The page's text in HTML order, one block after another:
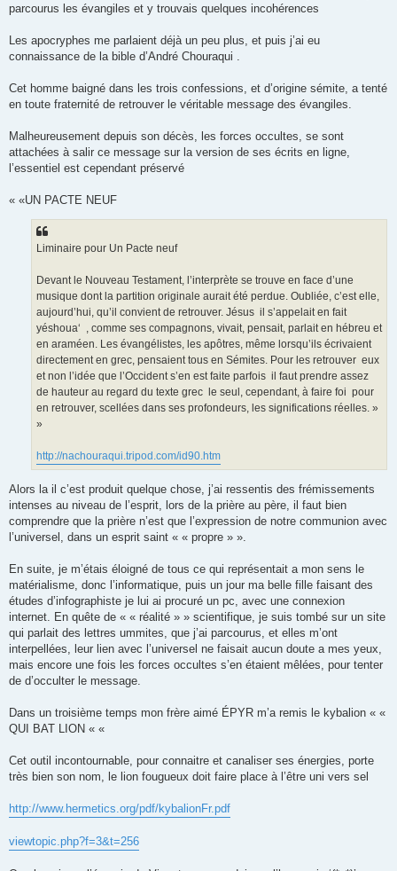
parcourus les évangiles et y trouvais quelques incohérences
Les apocryphes me parlaient déjà un peu plus, et puis j’ai eu
connaissance de la bible d’André Chouraqui .
Cet homme baigné dans les trois confessions, et d’origine sémite, a tenté
en toute fraternité de retrouver le véritable message des évangiles.
Malheureusement depuis son décès, les forces occultes, se sont
attachées à salir ce message sur la version de ses écrits en ligne,
l’essentiel est cependant préservé
« «UN PACTE NEUF
Liminaire pour Un Pacte neuf
Devant le Nouveau Testament, l’interprète se trouve en face d’une
musique dont la partition originale aurait été perdue. Oubliée, c’est elle,
aujourd’hui, qu’il convient de retrouver. Jésus ­ il s’appelait en fait
yéshoua‘ ­ , comme ses compagnons, vivait, pensait, parlait en hébreu et
en araméen. Les évangélistes, les apôtres, même lorsqu’ils écrivaient
directement en grec, pensaient tous en Sémites. Pour les retrouver ­ eux
et non l’idée que l’Occident s’en est faite parfois ­ il faut prendre assez
de hauteur au regard du texte grec ­ le seul, cependant, à faire foi ­ pour
en retrouver, scellées dans ses profondeurs, les significations réelles. »
»
http://nachouraqui.tripod.com/id90.htm
Alors la il c’est produit quelque chose, j’ai ressentis des frémissements
intenses au niveau de l’esprit, lors de la prière au père, il faut bien
comprendre que la prière n’est que l’expression de notre communion avec
l’universel, dans un esprit saint « « propre » ».
En suite, je m’étais éloigné de tous ce qui représentait a mon sens le
matérialisme, donc l’informatique, puis un jour ma belle fille faisant des
études d’infographiste je lui ai procuré un pc, avec une connexion
internet. En quête de « « réalité » » scientifique, je suis tombé sur un site
qui parlait des lettres ummites, que j’ai parcourus, et elles m’ont
interpellées, leur lien avec l’universel ne faisait aucun doute a mes yeux,
mais encore une fois les forces occultes s’en étaient mêlées, pour tenter
de d’occulter le message.
Dans un troisième temps mon frère aimé ÉPYR m’a remis le kybalion « «
QUI BAT LION « «
Cet outil incontournable, pour connaitre et canaliser ses énergies, porte
très bien son nom, le lion fougueux doit faire place à l’être uni vers sel
http://www.hermetics.org/pdf/kybalionFr.pdf
viewtopic.php?f=3&t=256